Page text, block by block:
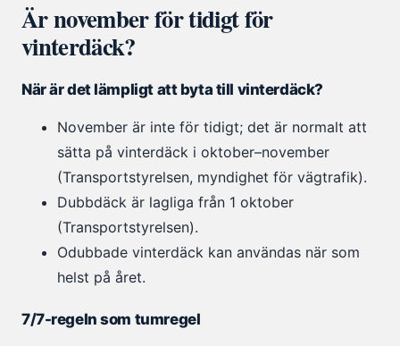
Är november för tidigt för
vinterdäck?
När är det lämpligt att byta till vinterdäck?
November är inte för tidigt; det är normalt att
sätta på vinterdäck i oktober–november
(Transportstyrelsen, myndighet för vägtrafik).
Dubbdäck är lagliga från 1 oktober
(Transportstyrelsen).
Odubbade vinterdäck kan användas när som
helst på året.
7/7-regeln som tumregel